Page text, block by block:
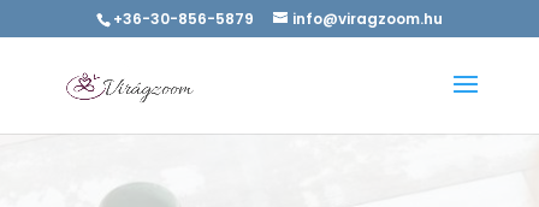
+36-30-856-5879 info@viragzoom.hu